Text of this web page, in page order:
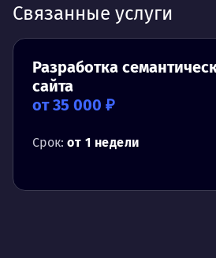
Связанные услуги
Разработка
сайта
от 35 000 ₽
Срок: от 1 недели